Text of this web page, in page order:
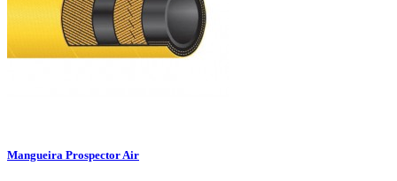
Mangueira Prospector Air